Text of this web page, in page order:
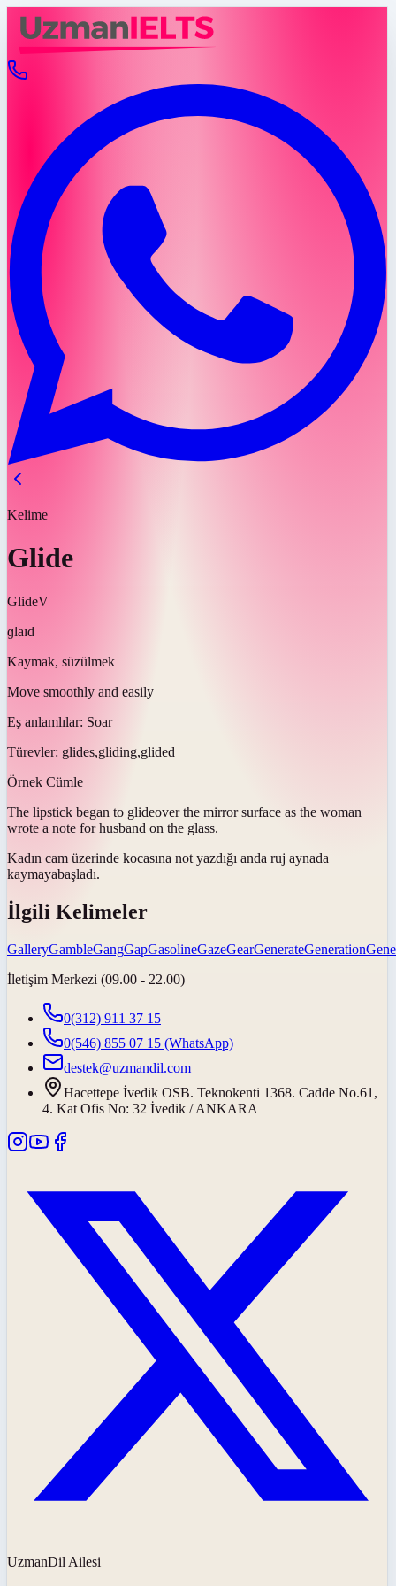
Kelime
Glide
GlideV
ɡlaɪd
Kaymak, süzülmek
Move smoothly and easily
Eş anlamlılar: Soar
Türevler: glides,gliding,glided
Örnek Cümle
The lipstick began to glideover the mirror surface as the woman
wrote a note for husband on the glass.
Kadın cam üzerinde kocasına not yazdığı anda ruj aynada
kaymayabaşladı.
İlgili Kelimeler
GalleryGambleGangGapGasolineGazeGearGenerateGeneration
İletişim Merkezi (09.00 - 22.00)
0(312) 911 37 15
0(546) 855 07 15 (WhatsApp)
destek@uzmandil.com
Hacettepe İvedik OSB. Teknokenti 1368. Cadde No.61,
4. Kat Ofis No: 32 İvedik / ANKARA
UzmanDil Ailesi